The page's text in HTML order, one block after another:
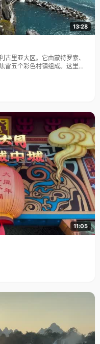
13:28
里亚大区。它由蒙特罗索、
雷五个彩色村镇组成。这里依
化遗产。
11:05